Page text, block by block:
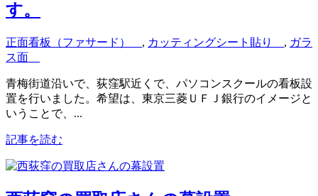
す。
正面看板（ファサード） , カッティングシート貼り , ガラ
ス面
青梅街道沿いで、荻窪駅近くで、パソコンスクールの看板設
置を行いました。希望は、東京三菱ＵＦＪ銀行のイメージと
いうことで、...
記事を読む